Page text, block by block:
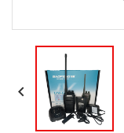
